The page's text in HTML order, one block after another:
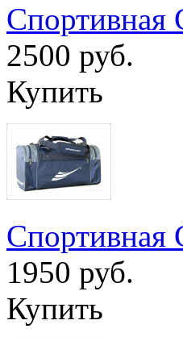
Спортивная
2500 руб.
Купить
Спортивная
1950 руб.
Купить